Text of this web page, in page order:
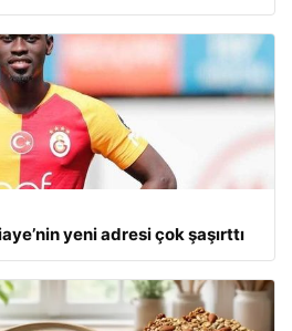
yeni adresi çok şaşırttı